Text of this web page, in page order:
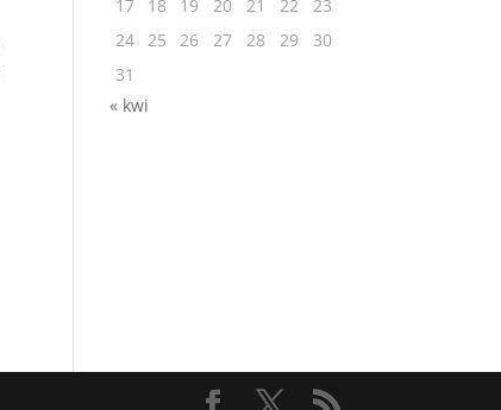
17
18 19 20 21 22
23
24 25 26 27 28 29
30
31
« kwi